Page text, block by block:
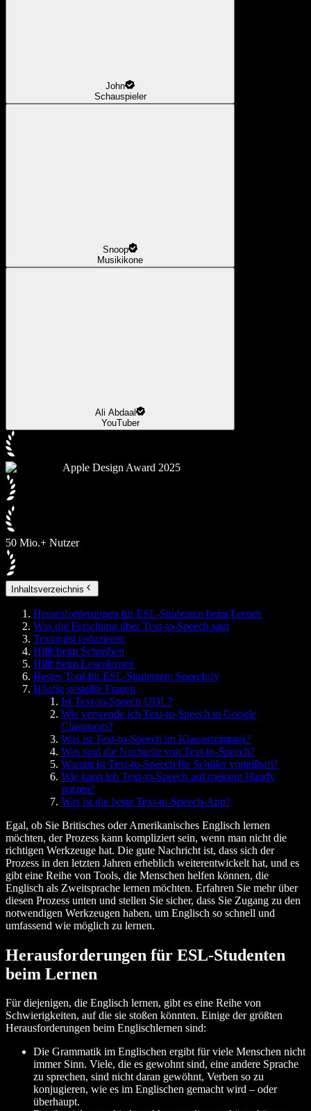
John
Schauspieler
Snoop
Musikikone
Ali Abdaal
YouTuber
Apple Design Award 2025
50 Mio.+ Nutzer
Inhaltsverzeichnis
Herausforderungen für ESL-Studenten beim Lernen
Was die Forschung über Text-to-Speech sagt
Textangst reduzieren
Hilft beim Schreiben
Hilft beim Lesenlernen
Bestes Tool für ESL-Studenten: Speechify
Häufig gestellte Fragen
Ist Text-to-Speech UDL?
Wie verwende ich Text-to-Speech in Google
Classroom?
Was ist Text-to-Speech im Klassenzimmer?
Was sind die Nachteile von Text-to-Speech?
Warum ist Text-to-Speech für Schüler vorteilhaft?
Wie kann ich Text-to-Speech auf meinem Handy
nutzen?
Was ist die beste Text-to-Speech-App?
Egal, ob Sie Britisches oder Amerikanisches Englisch lernen
möchten, der Prozess kann kompliziert sein, wenn man nicht die
richtigen Werkzeuge hat. Die gute Nachricht ist, dass sich der
Prozess in den letzten Jahren erheblich weiterentwickelt hat, und es
gibt eine Reihe von Tools, die Menschen helfen können, die
Englisch als Zweitsprache lernen möchten. Erfahren Sie mehr über
diesen Prozess unten und stellen Sie sicher, dass Sie Zugang zu den
notwendigen Werkzeugen haben, um Englisch so schnell und
umfassend wie möglich zu lernen.
Herausforderungen für ESL-Studenten
beim Lernen
Für diejenigen, die Englisch lernen, gibt es eine Reihe von
Schwierigkeiten, auf die sie stoßen könnten. Einige der größten
Herausforderungen beim Englischlernen sind:
Die Grammatik im Englischen ergibt für viele Menschen nicht
immer Sinn. Viele, die es gewohnt sind, eine andere Sprache
zu sprechen, sind nicht daran gewöhnt, Verben so zu
konjugieren, wie es im Englischen gemacht wird – oder
überhaupt.